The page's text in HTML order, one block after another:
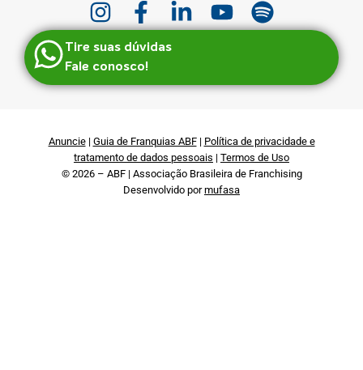
Tire suas dúvidas
Fale conosco!
Anuncie| Guia de Franquias ABF| Política de privacidade e
tratamento de dados pessoais | Termos de Uso
© 2026 – ABF | Associação Brasileira de Franchising
Desenvolvido pormufasa